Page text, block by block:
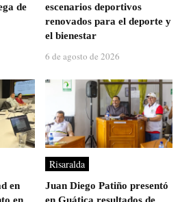
de
escenarios deportivos
renovados para el deporte y
el bienestar
6 de agosto de 2026
en
Risaralda
Juan Diego Patiño presentó